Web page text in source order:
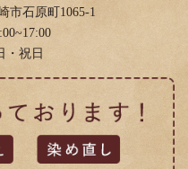
(11)
(4)
市石原町1065-1
・祝日